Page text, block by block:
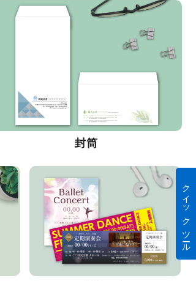
封筒
クイック ツール